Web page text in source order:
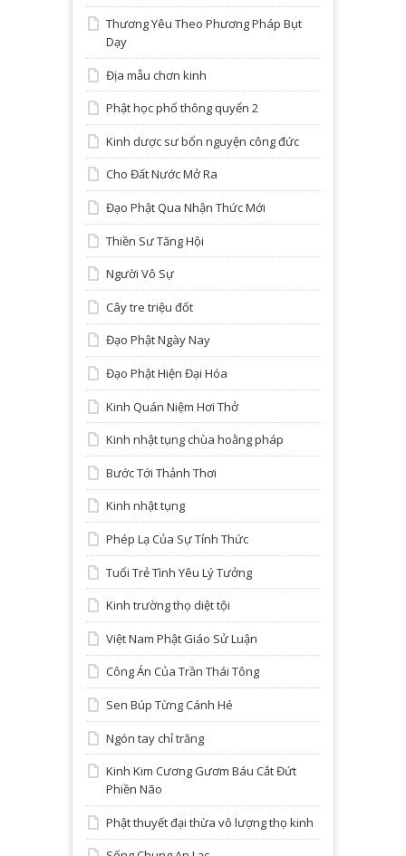
Thương Yêu Theo Phương Pháp Bụt
Dạy
Địa mẫu chơn kinh
Phật học phổ thông quyển 2
Kinh dược sư bổn nguyện công đức
Cho Đất Nước Mở Ra
Đạo Phật Qua Nhận Thức Mới
Thiền Sư Tăng Hội
Người Vô Sự
Cây tre triệu đốt
Đạo Phật Ngày Nay
Đạo Phật Hiện Đại Hóa
Kinh Quán Niệm Hơi Thở
Kinh nhật tụng chùa hoằng pháp
Bước Tới Thảnh Thơi
Kinh nhật tụng
Phép Lạ Của Sự Tỉnh Thức
Tuổi Trẻ Tình Yêu Lý Tưởng
Kinh trường thọ diệt tội
Việt Nam Phật Giáo Sử Luận
Công Án Của Trần Thái Tông
Sen Búp Từng Cánh Hé
Ngón tay chỉ trăng
Kinh Kim Cương Gươm Báu Cắt Đứt
Phiền Não
Phật thuyết đại thừa vô lượng thọ kinh